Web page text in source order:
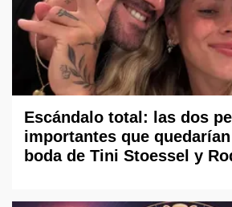
Escándalo total: las dos
importantes que
boda de Tini Stoessel y